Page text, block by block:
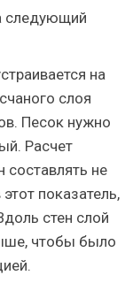
следующий
на
слоя
Песок нужно
Расчет
не
показатель,
стен слой
чтобы было